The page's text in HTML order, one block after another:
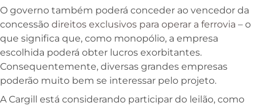
O governo também poderá conceder ao vencedor da
concessão direitos exclusivos para operar a ferrovia – o
que significa que, como monopólio, a empresa
escolhida poderá obter lucros exorbitantes.
Consequentemente, diversas grandes empresas
poderão muito bem se interessar pelo projeto.
A Cargill está considerando participar do leilão, como